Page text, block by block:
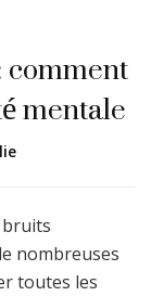
mentale
bruits
nombreuses
toutes les